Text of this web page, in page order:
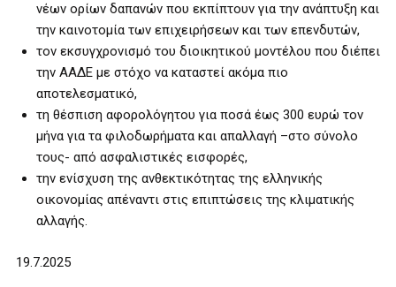
νέων ορίων δαπανών που εκπίπτουν για την ανάπτυξη και
την καινοτομία των επιχειρήσεων και των επενδυτών,
τον εκσυγχρονισμό του διοικητικού μοντέλου που διέπει
την ΑΑΔΕ με στόχο να καταστεί ακόμα πιο
αποτελεσματικό,
τη θέσπιση αφορολόγητου για ποσά έως 300 ευρώ τον
μήνα για τα φιλοδωρήματα και απαλλαγή –στο σύνολο
τους- από ασφαλιστικές εισφορές,
την ενίσχυση της ανθεκτικότητας της ελληνικής
οικονομίας απέναντι στις επιπτώσεις της κλιματικής
αλλαγής.
19.7.2025